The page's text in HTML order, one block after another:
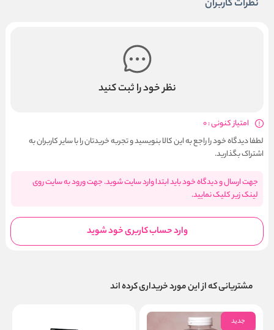
نظرات کاربران
نظر خود را ثبت کنید
امتیاز کنونی : 0
لطفا دیدگاه خود را راجع به این کالا بنویسید و تجربه خریدتان را با سایر کاربران به
اشتراک بگذارید.
جهت ارسال و دیدگاه خود باید ابتدا وارد سایت شوید. جهت ورود به سایت روی
لینک زیر کلیک نمایید.
وارد حساب کاربری خود شوید
مشتریانی که از این مورد خریداری کرده اند
جدید